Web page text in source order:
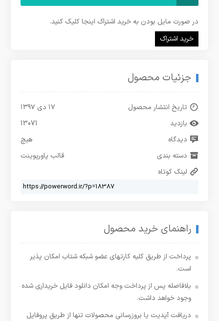
در صورت مایل بودن به خرید اشتراک اینجا کلیک کنید.
خرید اشتراک
جزئیات محصول
تاریخ انتشار محصول
۱۷ دی ۱۳۹۷
بازدید
13071
دیدگاه
هیچ
دسته بندی
قالب پاورپوینت
لینک کوتاه
راهنمای خرید محصول
پرداخت از طریق کلیه کارتهای عضو شبکه شتاب امکان پذیر
است.
بلافاصله پس از پرداخت وجه امکان دانلود فایل خریداری شده
وجود خواهد داشت.
دریافت آپدیت یا بروزرسانی محصولات تنها از طریق پروفایل